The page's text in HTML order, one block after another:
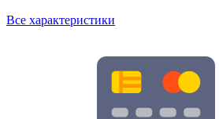
Все характеристики